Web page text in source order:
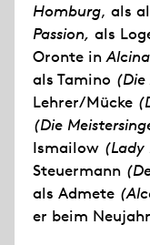
Homburg, als
Passion, als
Oronte inAlcina
als Tamino
Lehrer/Mücke
(Die
Ismailow (Lady
Steuermann
als Admete
er beim